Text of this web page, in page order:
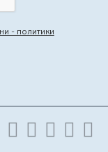
- политики